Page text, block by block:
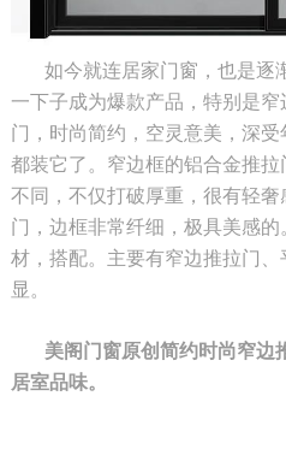
如今就连居家门窗，也是逐
一下子成为爆款产品，特别是
门，时尚简约，空灵意美，深
都装它了。窄边框的铝合金推
不同，不仅打破厚重，很有轻
门，边框非常纤细，极具美感
材，搭配。主要有窄边推拉门
显。
美阁门窗原创简约时尚窄边
居室品味。